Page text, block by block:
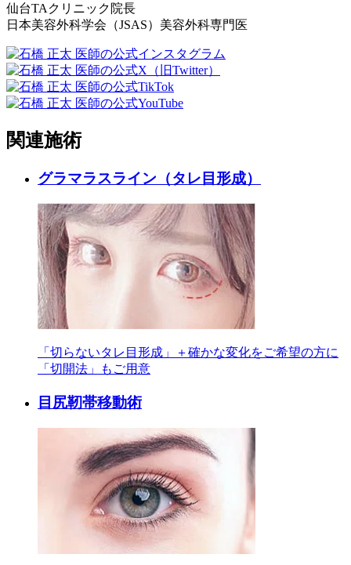
仙台TAクリニック院長
日本美容外科学会（JSAS）美容外科専門医
関連施術
グラマラスライン（タレ目形成）
「切らないタレ目形成」＋確かな変化をご希望の方に
「切開法」もご用意
目尻靭帯移動術